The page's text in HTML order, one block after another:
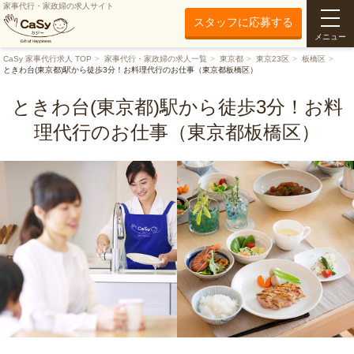
家事代行・家政婦の求人サイト
スタッフに応募する
メニュー
CaSy 家事代行求人 TOP 家事代行・家政婦の求人一覧 東京都 東京23区
板橋区
ときわ台(東京都)駅から徒歩3分！お料理代行のお仕事（東京都板橋区）
ときわ台(東京都)駅から徒歩3分！お料
理代行のお仕事（東京都板橋区）